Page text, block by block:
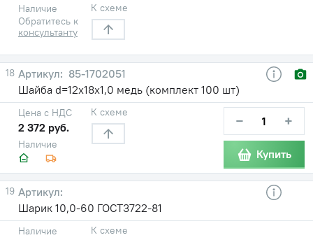
Наличие
Обратитесь к
консультанту
К схеме
18
85-1702051
Шайба d=12х18х1,0 медь (комплект 100 шт)
Наличие
Цена с НДС
2 372 руб.
К схеме − +
Купить
19
Шарик 10,0-60 ГОСТ3722-81
Наличие
К схеме